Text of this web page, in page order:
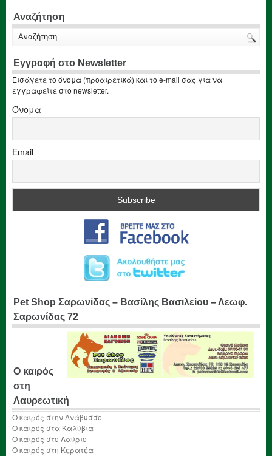
Αναζήτηση
Εγγραφή στο Newsletter
Εισάγετε το όνομα (προαιρετικά) και το e-mail σας για να
εγγραφείτε στο newsletter.
Όνομα
Email
Pet Shop Σαρωνίδας – Βασίλης Βασιλείου – Λεωφ.
Σαρωνίδας 72
Ο καιρός
στη
Λαυρεωτική
Ο καιρός στην Ανάβυσσο
Ο καιρός στα Καλύβια
Ο καιρός στο Λαύριο
Ο καιρός στη Κερατέα